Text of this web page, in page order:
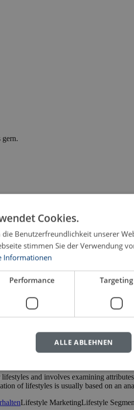
gern.
and involves examining
of lifestyles is usually based on an
Lifestyle MarketingLifestyle
Cookies.
Benutzerfreundlichkeit unserer
stimmen Sie der Verwendung
Informationen
Performance Targeting
ALLE ABLEHNEN